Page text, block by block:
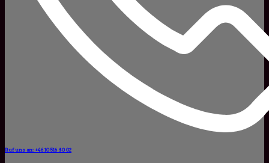
Ruf uns an: +46 10 516 80 02